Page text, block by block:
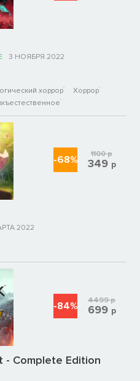
3 НОЯБРЯ 2022
хоррор
Хоррор
2022
-68% 1100р
349 р
- Complete Edition
-84% 4499р
699 р